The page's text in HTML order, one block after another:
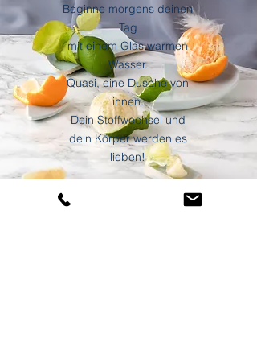
Beginne morgens deinen
Tag
mit einem Glas warmen
Wasser.
Quasi, eine Dusche von
innen.
Dein Stoffwechsel und
dein Körper werden es
lieben!